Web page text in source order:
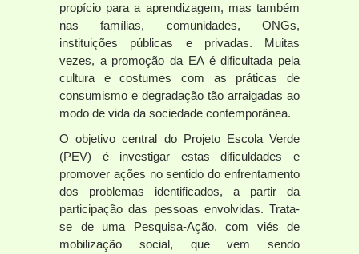
propício para a aprendizagem, mas também
nas famílias, comunidades, ONGs,
instituições públicas e privadas. Muitas
vezes, a promoção da EA é dificultada pela
cultura e costumes com as práticas de
consumismo e degradação tão arraigadas ao
modo de vida da sociedade contemporânea.
O objetivo central do Projeto Escola Verde
(PEV) é investigar estas dificuldades e
promover ações no sentido do enfrentamento
dos problemas identificados, a partir da
participação das pessoas envolvidas. Trata-
se de uma Pesquisa-Ação, com viés de
mobilização social, que vem sendo